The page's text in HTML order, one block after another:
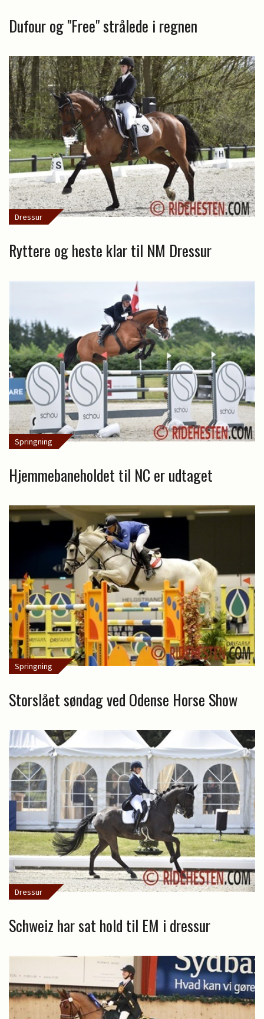
Dufour og "Free" strålede i regnen
Dressur
Ryttere og heste klar til NM Dressur
Springning
Hjemmebaneholdet til NC er udtaget
Springning
Storslået søndag ved Odense Horse Show
Dressur
Schweiz har sat hold til EM i dressur